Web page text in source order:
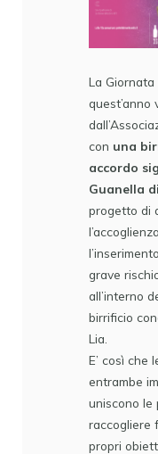
La Giornata
quest’anno
con una
accordo
Guanella
progetto di
grave
all’interno
birrificio
Lia.
E’ così che
entrambe
uniscono le
raccogliere
propri